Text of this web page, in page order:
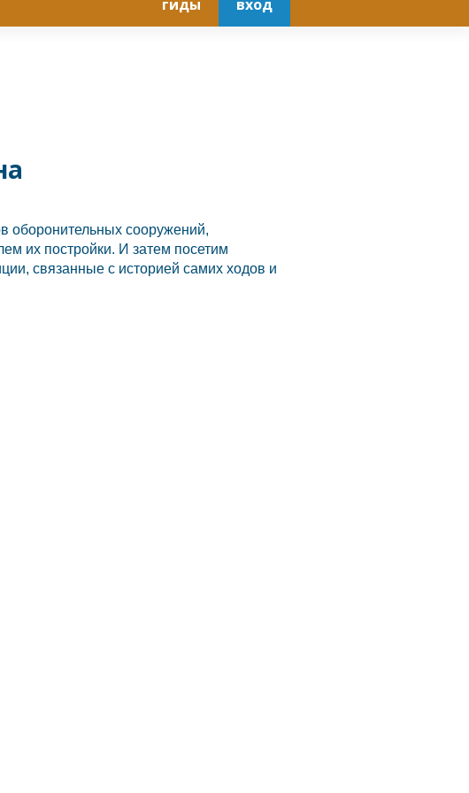
гиды вход
оборонительных сооружений,
их постройки. И затем посетим
связанные с историей самих ходов и